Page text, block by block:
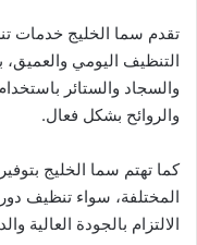
تقدم سما الخليج خدمات
التنظيف اليومي
والسجاد والستائر
والروائح بشكل فعال.
كما تهتم سما الخليج
المختلفة، سواء تنظيف
الالتزام بالجودة العالية